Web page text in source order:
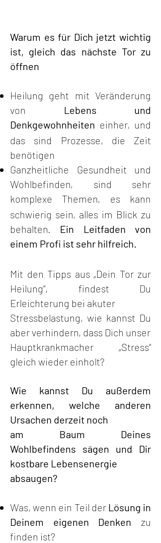
Warum es für Dich jetzt wichtig
ist, gleich das nächste Tor zu
öffnen
Heilung geht mit Veränderung
von Lebens und
Denkgewohnheiten einher, und
das sind Prozesse, die Zeit
benötigen
Ganzheitliche Gesundheit und
Wohlbefinden, sind sehr
komplexe Themen, es
kann
schwierig sein, alles im Blick zu
behalten. Ein Leitfaden von
einem Profi ist sehr hilfreich.
Mit den Tipps aus „Dein Tor zur
Heilung“, findest Du
Erleichterung bei akuter
Stressbelastung, wie kannst Du
aber verhindern, dass Dich unser
Hauptkrankmacher „Stress“
gleich wieder einholt?
Wie kannst Du außerdem
erkennen, welche anderen
Ursachen derzeit noch
am Baum Deines
Wohlbefindens sägen und Dir
kostbare Lebensenergie
absaugen?
Was, wenn ein Teil der Lösung in
Deinem eigenen Denken zu
finden ist?